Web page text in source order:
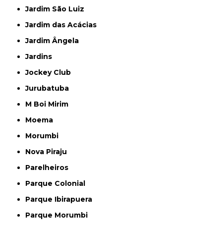
Jardim São Luiz
Jardim das Acácias
Jardim Ângela
Jardins
Jockey Club
Jurubatuba
M Boi Mirim
Moema
Morumbi
Nova Piraju
Parelheiros
Parque Colonial
Parque Ibirapuera
Parque Morumbi